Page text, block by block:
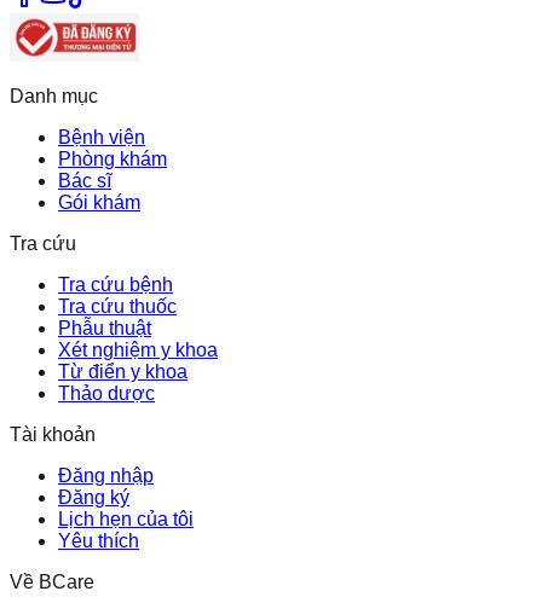
Danh mục
Bệnh viện
Phòng khám
Bác sĩ
Gói khám
Tra cứu
Tra cứu bệnh
Tra cứu thuốc
Phẫu thuật
Xét nghiệm y khoa
Từ điển y khoa
Thảo dược
Tài khoản
Đăng nhập
Đăng ký
Lịch hẹn của tôi
Yêu thích
Về BCare